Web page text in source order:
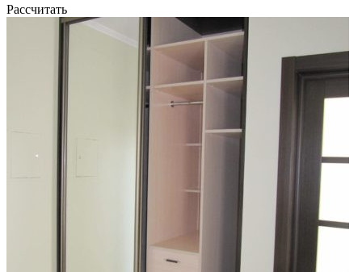
Рассчитать